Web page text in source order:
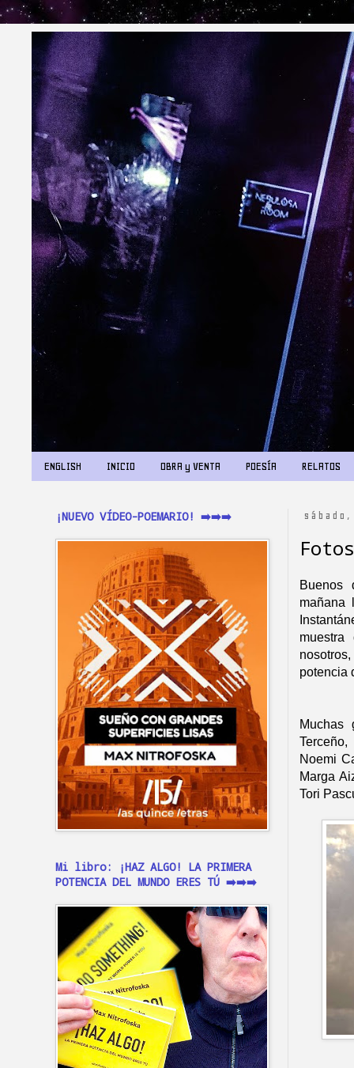
ENGLISH INICIO OBRA y VENTA POESÍA RELATOS
Buenos
mañana
potencia
Muchas
Noemi
Marga
Tori
¡NUEVO VÍDEO-POEMARIO! ➡️➡️➡️
Mi libro: ¡HAZ ALGO! LA PRIMERA
POTENCIA DEL MUNDO ERES TÚ ➡️➡️➡️